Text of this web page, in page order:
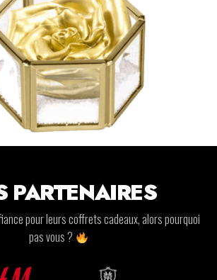
PARTENAIRES
pour leurs coffrets cadeaux, alors pourquoi
pas vous ?